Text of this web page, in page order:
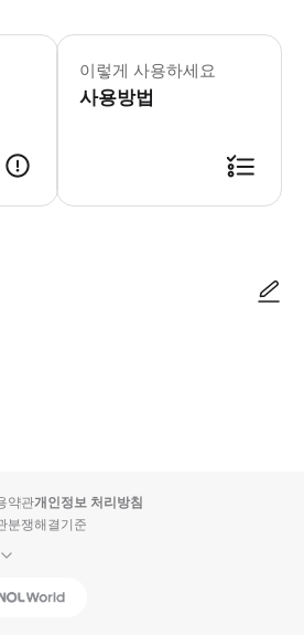
박물관 섹션 투어는 약 1시간 정도 소
이렇게 사용하세요
사용방법
약관개인정보 처리방침
분쟁해결기준
Global